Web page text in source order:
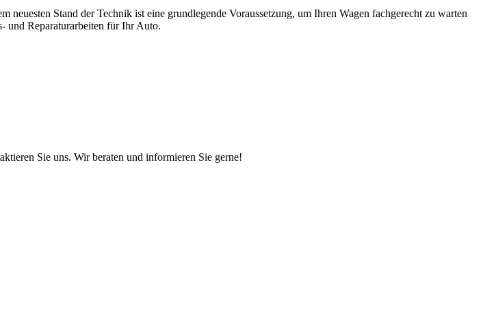
Stand der Technik ist eine grundlegende Voraussetzung, um Ihren Wagen fachgerecht zu warten
und Reparaturarbeiten für Ihr Auto.
Sie uns. Wir beraten und informieren Sie gerne!